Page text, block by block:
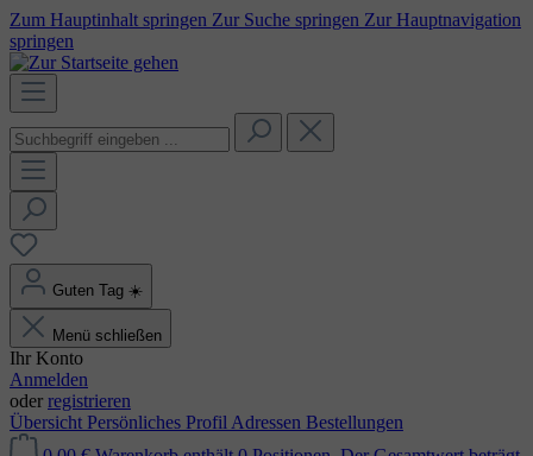
Zum Hauptinhalt springen Zur Suche springen Zur Hauptnavigation
springen
Guten Tag ☀️
Menü schließen
Ihr Konto
Anmelden
oder registrieren
Übersicht Persönliches Profil Adressen Bestellungen